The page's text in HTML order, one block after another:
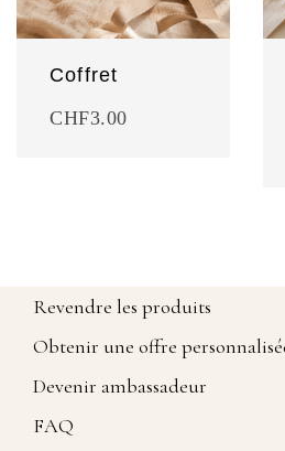
Coffret
CHF3.00
Revendre les produits
Obtenir une offre
Devenir ambassadeur
FAQ